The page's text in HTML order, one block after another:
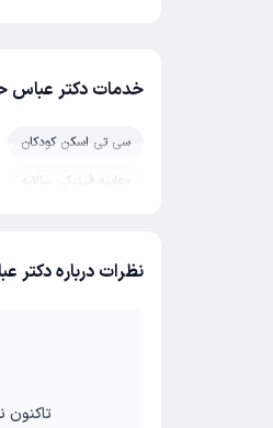
خدمات دکتر عباس
سی تی اسکن کودکان
معاینه فیزیکی سالانه
نظرات درباره دکتر